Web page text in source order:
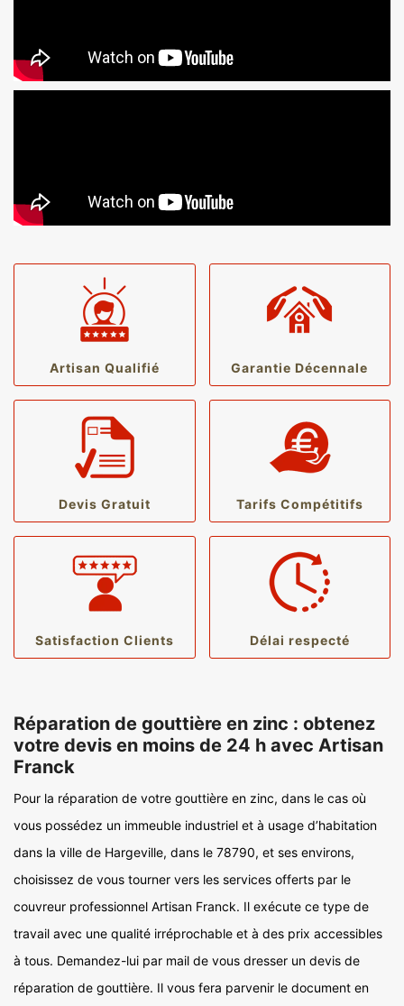
Artisan Qualifié Garantie Décennale
Devis Gratuit Tarifs Compétitifs
Satisfaction Clients Délai respecté
Réparation de gouttière en zinc : obtenez
votre devis en moins de 24 h avec Artisan
Franck
Pour la réparation de votre gouttière en zinc, dans le cas où
vous possédez un immeuble industriel et à usage d’habitation
dans la ville de Hargeville, dans le 78790, et ses environs,
choisissez de vous tourner vers les services offerts par le
couvreur professionnel Artisan Franck. Il exécute ce type de
travail avec une qualité irréprochable et à des prix accessibles
à tous. Demandez-lui par mail de vous dresser un devis de
réparation de gouttière. Il vous fera parvenir le document en